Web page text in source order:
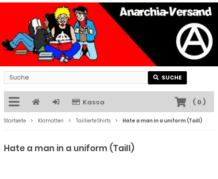
SUCHE
Kassa ( 0)
Startseite Klamotten Taillierte Shirts Hate a man in a uniform (Taill)
Hate a man in a uniform (Taill)